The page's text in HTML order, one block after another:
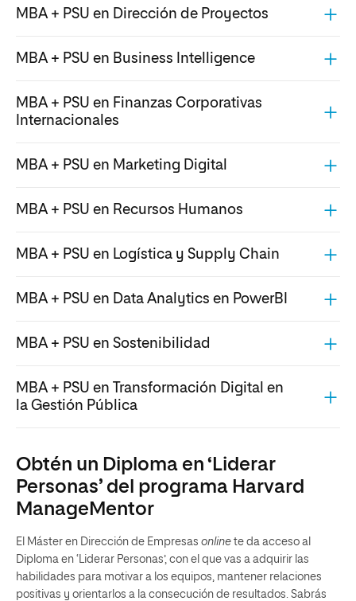
MBA + PSU en Dirección de Proyectos
MBA + PSU en Business Intelligence
MBA + PSU en Finanzas Corporativas
Internacionales
MBA + PSU en Marketing Digital
MBA + PSU en Recursos Humanos
MBA + PSU en Logística y Supply Chain
MBA + PSU en Data Analytics en PowerBI
MBA + PSU en Sostenibilidad
MBA + PSU en Transformación Digital en
la Gestión Pública
Obtén un Diploma en ‘Liderar
Personas’ del programa Harvard
ManageMentor
El Máster en Dirección de Empresas online te da acceso al
Diploma en ‘Liderar Personas’, con el que vas a adquirir las
habilidades para motivar a los equipos, mantener relaciones
positivas y orientarlos a la consecución de resultados. Sabrás